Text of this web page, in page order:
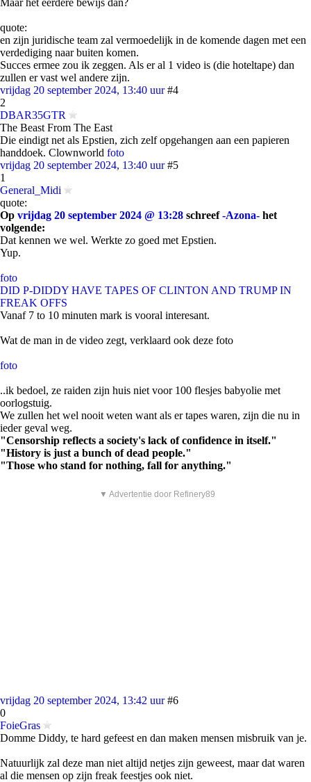
Maar het eerdere bewijs dan?
quote:
en zijn juridische team zal vermoedelijk in de komende dagen met een
verdediging naar buiten komen.
Succes ermee zou ik zeggen. Als er al 1 video is (die hoteltape) dan
zullen er vast wel andere zijn.
vrijdag 20 september 2024, 13:40 uur #4
2
DBAR35GTR
The Beast From The East
Die eindigt net als Epstien, zich zelf opgehangen aan een papieren
handdoek. Clownworld foto
vrijdag 20 september 2024, 13:40 uur #5
1
General_Midi
quote:
Op vrijdag 20 september 2024 @ 13:28 schreef-Azona- het
volgende:
Dat kennen we wel. Werkte zo goed met Epstien.
Yup.
foto
DID P-DIDDY HAVE TAPES OF CLINTON AND TRUMP IN
FREAK OFFS
Vanaf 7 to 10 minuten mark is vooral interesant.
Wat de man in de video zegt, verklaard ook deze foto
foto
..ik bedoel, ze raiden zijn huis niet voor 100 flesjes babyolie met
oorlogstuig.
We zullen het wel nooit weten want als er tapes waren, zijn die nu in
ieder geval weg.
"Censorship reflects a society's lack of confidence in itself."
"History is just a bunch of dead people."
"Those who stand for nothing, fall for anything."
▼ Advertentie door Refinery89
vrijdag 20 september 2024, 13:42 uur #6
0
FoieGras
Domme Diddy, te hard gefeest en dan maken mensen misbruik van je.
Natuurlijk zal deze man niet altijd netjes zijn geweest, maar dat waren
al die mensen op zijn freak feestjes ook niet.